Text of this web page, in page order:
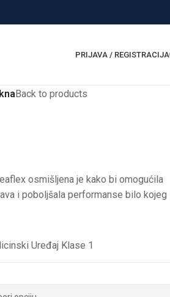
PRIJAVA / REGISTRACIJA
Back to products
osmišljena je kako bi omogućila
i poboljšala performanse bilo kojeg
Uređaj Klase 1